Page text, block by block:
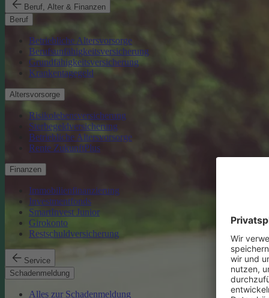
Beruf, Alter & Finanzen
Beruf
Betriebliche Altersvorsorge
Berufsunfähigkeitsversicherung
Grundfähigkeitsversicherung
Krankentagegeld
Altersvorsorge
Risikolebensversicherung
Sterbegeldversicherung
Betriebliche Altersvorsorge
Rente ZukunftPlus
Finanzen
Immobilienfinanzierung
Investmentfonds
SmartInvest Junior
Girokonto
Restschuldversicherung
Service
Schadenmeldung
Alles zur Schadenmeldung